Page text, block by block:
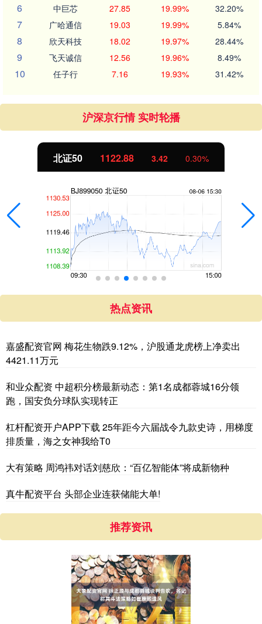
6 中巨芯 27.85 19.99% 32.20%
7 广哈通信 19.03 19.99% 5.84%
8 欣天科技 18.02 19.97% 28.44%
9 飞天诚信 12.56 19.96% 8.49%
10 任子行 7.16 19.93% 31.42%
沪深京行情 实时轮播
北证50 1122.88 3.42 0.30%
热点资讯
嘉盛配资官网 梅花生物跌9.12%，沪股通龙虎榜上净卖出
4421.11万元
和业众配资 中超积分榜最新动态：第1名成都蓉城16分领
跑，国安负分球队实现转正
杠杆配资开户APP下载 25年距今六届战令九款史诗，用梯度
排质量，海之女神我给T0
大有策略 周鸿祎对话刘慈欣：“百亿智能体”将成新物种
真牛配资平台 头部企业连获储能大单!
推荐资讯